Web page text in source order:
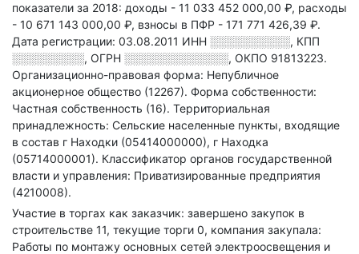
показатели за 2018: доходы - 11 033 452 000,00 ₽, расходы
- 10 671 143 000,00 ₽, взносы в ПФР - 171 771 426,39 ₽.
Дата регистрации: 03.08.2011 ИНН ░░░░░░░░░░, КПП
░░░░░░░░░, ОГРН ░░░░░░░░░░░░░, ОКПО 91813223.
Организационно-правовая форма: Непубличное
акционерное общество (12267). Форма собственности:
Частная собственность (16). Территориальная
принадлежность: Сельские населенные пункты, входящие
в состав г Находки (05414000000), г Находка
(05714000001). Классификатор органов государственной
власти и управления: Приватизированные предприятия
(4210008).
Участие в торгах как заказчик: завершено закупок в
строительстве 11, текущие торги 0, компания закупала:
Работы по монтажу основных сетей электроосвещения и